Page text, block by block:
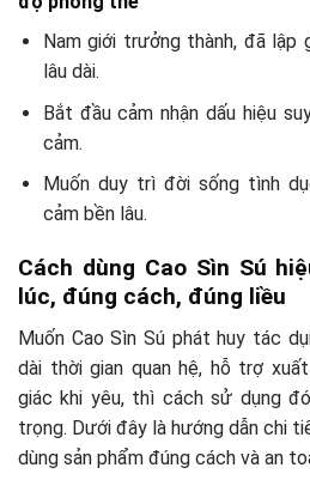
Nam giới trưởng thành, đã lập
lâu dài.
Bắt đầu cảm nhận dấu hiệu
cảm.
Muốn duy trì đời sống tình
cảm bền lâu.
Cách dùng Cao Sìn Sú
lúc, đúng cách, đúng liều
Muốn Cao Sìn Sú phát huy tác
dài thời gian quan hệ, hỗ trợ
giác khi yêu, thì cách sử dụng
trọng. Dưới đây là hướng dẫn chi
dùng sản phẩm đúng cách và an